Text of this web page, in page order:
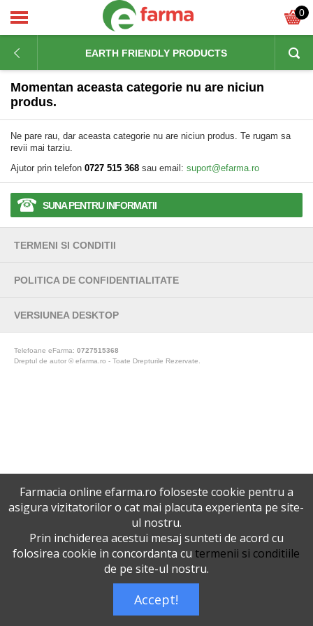
0
EARTH FRIENDLY PRODUCTS
Momentan aceasta categorie nu are niciun
produs.
Ne pare rau, dar aceasta categorie nu are niciun produs. Te rugam sa
revii mai tarziu.
Ajutor prin telefon 0727 515 368 sau email: suport@efarma.ro
SUNA PENTRU INFORMATII
TERMENI SI CONDITII
POLITICA DE CONFIDENTIALITATE
VERSIUNEA DESKTOP
Telefoane eFarma: 0727515368
Dreptul de autor © efarma.ro - Toate Drepturile Rezervate.
Farmacia online efarma.ro foloseste cookie pentru a
asigura vizitatorilor o cat mai placuta experienta pe site-
ul nostru.
Prin inchiderea acestui mesaj sunteti de acord cu
folosirea cookie in concordanta cu termenii si conditiile
de pe site-ul nostru.
Accept!